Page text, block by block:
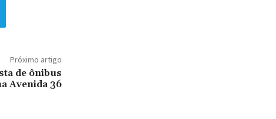
Próximo artigo
de ônibus
Avenida 36